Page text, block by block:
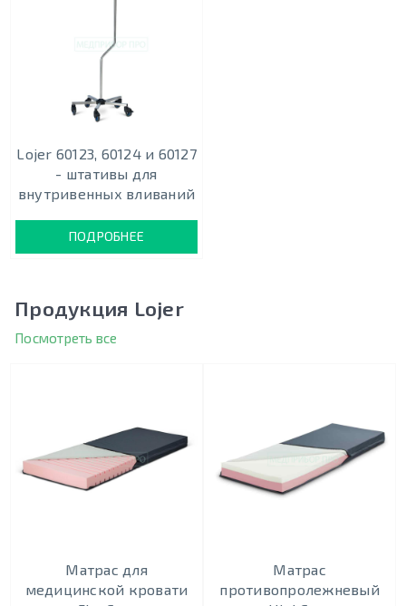
Lojer 60123, 60124 и 60127
- штативы для
внутривенных вливаний
ПОДРОБНЕЕ
Продукция Lojer
Посмотреть все
Матрас для
медицинской кровати
Матрас
противопролежневый